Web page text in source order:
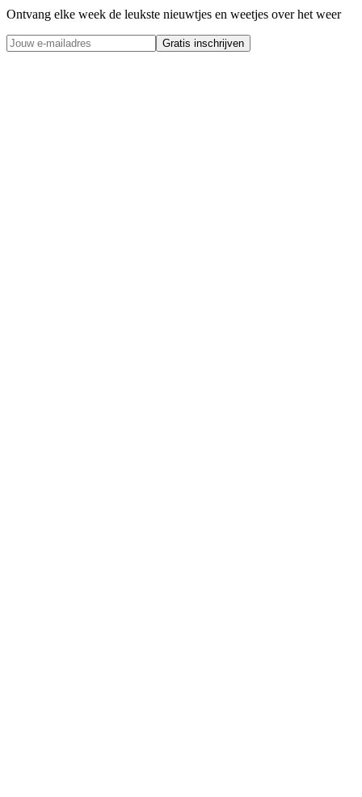
Ontvang elke week de leukste nieuwtjes en weetjes over het weer
Gratis inschrijven